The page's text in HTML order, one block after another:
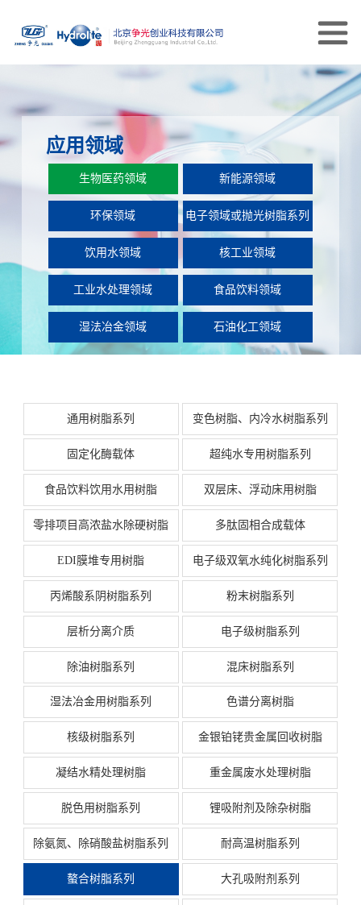
应用领域
生物医药领域 新能源领域
环保领域 电子领域或抛光树脂系列
饮用水领域 核工业领域
工业水处理领域 食品饮料领域
湿法冶金领域 石油化工领域
通用树脂系列 变色树脂、内冷水树脂系列
固定化酶载体 超纯水专用树脂系列
食品饮料饮用水用树脂 双层床、浮动床用树脂
零排项目高浓盐水除硬树脂 多肽固相合成载体
EDI膜堆专用树脂 电子级双氧水纯化树脂系列
丙烯酸系阴树脂系列 粉末树脂系列
层析分离介质 电子级树脂系列
除油树脂系列 混床树脂系列
湿法冶金用树脂系列 色谱分离树脂
核级树脂系列 金银铂铑贵金属回收树脂
凝结水精处理树脂 重金属废水处理树脂
脱色用树脂系列 锂吸附剂及除杂树脂
除氨氮、除硝酸盐树脂系列 耐高温树脂系列
螯合树脂系列 大孔吸附剂系列